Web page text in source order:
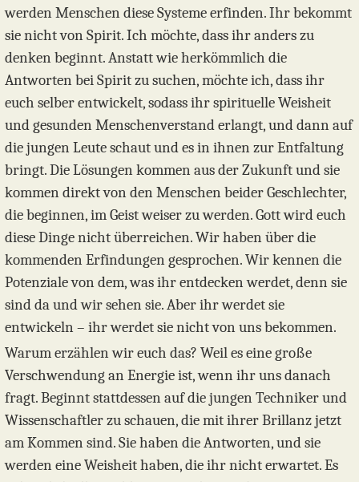
werden Menschen diese Systeme erfinden. Ihr bekommt
sie nicht von Spirit. Ich möchte, dass ihr anders zu
denken beginnt. Anstatt wie herkömmlich die
Antworten bei Spirit zu suchen, möchte ich, dass ihr
euch selber entwickelt, sodass ihr spirituelle Weisheit
und gesunden Menschenverstand erlangt, und dann auf
die jungen Leute schaut und es in ihnen zur Entfaltung
bringt. Die Lösungen kommen aus der Zukunft und sie
kommen direkt von den Menschen beider Geschlechter,
die beginnen, im Geist weiser zu werden. Gott wird euch
diese Dinge nicht überreichen. Wir haben über die
kommenden Erfindungen gesprochen. Wir kennen die
Potenziale von dem, was ihr entdecken werdet, denn sie
sind da und wir sehen sie. Aber ihr werdet sie
entwickeln – ihr werdet sie nicht von uns bekommen.
Warum erzählen wir euch das? Weil es eine große
Verschwendung an Energie ist, wenn ihr uns danach
fragt. Beginnt stattdessen auf die jungen Techniker und
Wissenschaftler zu schauen, die mit ihrer Brillanz jetzt
am Kommen sind. Sie haben die Antworten, und sie
werden eine Weisheit haben, die ihr nicht erwartet. Es